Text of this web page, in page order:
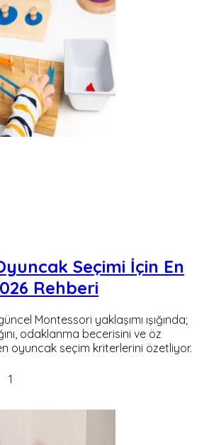
Seçimi İçin En
Rehberi
Montessori yaklaşımı ışığında;
odaklanma becerisini ve öz
oyuncak seçim kriterlerini özetliyor.
1